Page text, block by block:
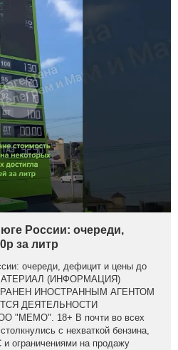
России: очереди,
за литр
очереди, дефицит и цены до
(ИНФОРМАЦИЯ)
ИНОСТРАННЫМ АГЕНТОМ
ДЕЯТЕЛЬНОСТИ
"МЕМО". 18+ В почти во всех
с нехваткой бензина,
ограничениями на продажу